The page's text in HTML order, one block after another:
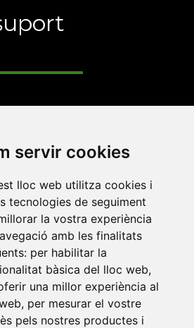
servir cookies
lloc web utilitza cookies i
tecnologies de seguiment
la vostra experiència
amb les finalitats
per habilitar la
bàsica del lloc web,
una millor experiència al
, per mesurar el vostre
pels nostres productes i
CEU •Universitat d'Alacant
•
Universitat Autònoma de
de Barcelona
Universitat
Universitat de Girona
Illes Balears
Universitat